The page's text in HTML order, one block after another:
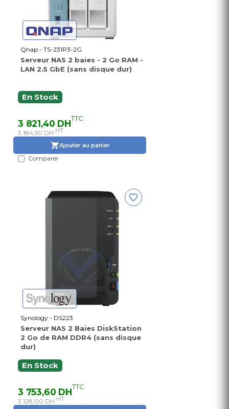
Qnap - TS-231P3-2G
Serveur NAS 2 baies - 2 Go RAM -
LAN 2.5 GbE (sans disque dur)
En Stock
3 821,40 DHTTC
3 184,50 DH HT
Ajouter au panier
Comparer
Synology - DS223
Serveur NAS 2 Baies DiskStation
2 Go de RAM DDR4 (sans disque
dur)
En Stock
3 753,60 DHTTC
3 128,00 DH HT